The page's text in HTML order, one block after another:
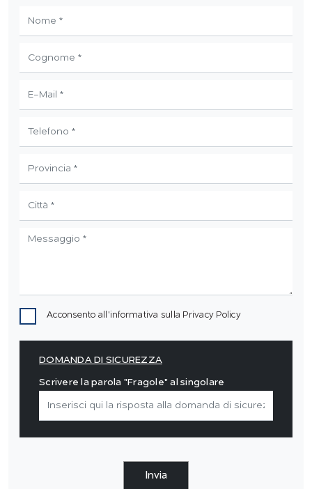
Acconsento all'informativa sulla Privacy Policy
DOMANDA DI SICUREZZA
Scrivere la parola "Fragole" al singolare
Invia